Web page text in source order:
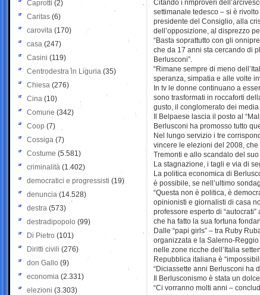
Citando i rimproveri
settimanale tedesco – si è rivolto
presidente del Consiglio, alla
dell’opposizione, al disprezzo
“Basta soprattutto con gli
che da 17 anni sta cercando di
Berlusconi”.
“Rimane sempre di meno
speranza, simpatia e alle volte
In tv le donne continuano a
sono trasformati in roccaforti
gusto, il conglomerato dei
Il Belpaese lascia il posto al
Berlusconi ha promosso tutto
Nel lungo servizio i tre
vincere le elezioni del 2008,
Tremonti e allo scandalo del
La stagnazione, i tagli e via di
La politica economica di
è possibile, se nell’ultimo
“Questa non è politica, è
opinionisti e giornalisti di casa
professore esperto di
che ha fatto la sua fortuna
Dalle “papi girls” – tra Ruby
organizzata e la Salerno-
nelle zone ricche dell’Italia
Repubblica italiana è
“Diciassette anni Berlusconi ha
Il Berlusconismo è stata un
“Ci vorranno molti anni –
Caprotti (2)
Caritas (6)
carovita (170)
casa (247)
Casini (119)
Centrodestra in Liguria (35)
Chiesa (276)
Cina (10)
Comune (342)
Coop (7)
Cossiga (7)
Costume (5.581)
criminalità (1.402)
democratici e progressisti (19)
denuncia (14.528)
destra (573)
destradipopolo (99)
Di Pietro (101)
Diritti civili (276)
don Gallo (9)
economia (2.331)
elezioni (3.303)